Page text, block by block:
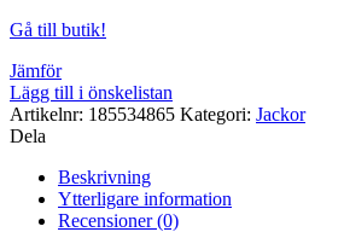
Gå till butik!
Jämför
Lägg till i önskelistan
Artikelnr: 185534865 Kategori: Jackor
Dela
Beskrivning
Ytterligare information
Recensioner (0)